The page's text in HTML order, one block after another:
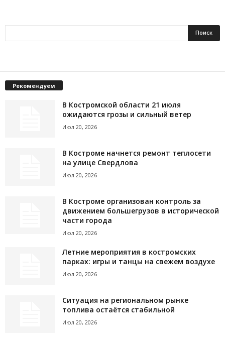
Рекомендуем
В Костромской области 21 июля
ожидаются грозы и сильный ветер
Июл 20, 2026
В Костроме начнется ремонт теплосети
на улице Свердлова
Июл 20, 2026
В Костроме организован контроль за
движением большегрузов в исторической
части города
Июл 20, 2026
Летние мероприятия в костромских
парках: игры и танцы на свежем воздухе
Июл 20, 2026
Ситуация на региональном рынке
топлива остаётся стабильной
Июл 20, 2026